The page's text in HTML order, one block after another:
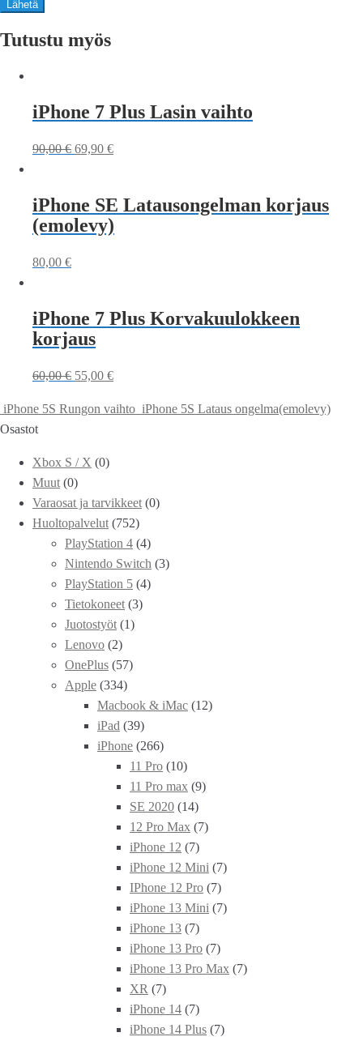
Tutustu myös
iPhone 7 Plus Lasin vaihto
90,00€ 69,90 €
iPhone SE Latausongelman korjaus
(emolevy)
80,00 €
iPhone 7 Plus Korvakuulokkeen
korjaus
60,00€ 55,00 €
iPhone 5S Rungon vaihto iPhone 5S Lataus ongelma(emolevy)
Osastot
Xbox S / X (0)
Muut (0)
Varaosat ja tarvikkeet (0)
Huoltopalvelut (752)
PlayStation 4 (4)
Nintendo Switch (3)
PlayStation 5 (4)
Tietokoneet (3)
Juotostyöt (1)
Lenovo (2)
OnePlus (57)
Apple (334)
Macbook & iMac (12)
iPad (39)
iPhone (266)
11 Pro (10)
11 Pro max (9)
SE 2020 (14)
12 Pro Max (7)
iPhone 12 (7)
iPhone 12 Mini (7)
IPhone 12 Pro (7)
iPhone 13 Mini (7)
iPhone 13 (7)
iPhone 13 Pro (7)
iPhone 13 Pro Max (7)
XR (7)
iPhone 14 (7)
iPhone 14 Plus (7)